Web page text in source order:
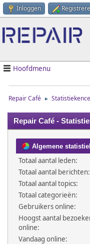
Inloggen
Hoofdmenu
Repair Café ►
Repair Café -
Algemene
Totaal aantal leden:
Totaal aantal berichten:
Totaal aantal topics:
Totaal categorieën:
Gebruikers online:
Hoogst aantal
online:
Vandaag online: